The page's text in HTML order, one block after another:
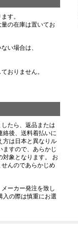
す。
の在庫は置いてお
い場合は、
おりません。
たら、返品または
絡後、送料着払いに
方は日本と異なりル
ますので、あらかじ
対象となります。 お
んのであらかじめ
ーカー発注を致し
入の際は慎重にお選